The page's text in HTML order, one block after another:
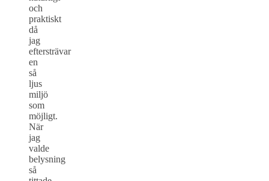
och
praktiskt
då
jag
eftersträvar
en
så
ljus
miljö
som
möjligt.
När
jag
valde
belysning
så